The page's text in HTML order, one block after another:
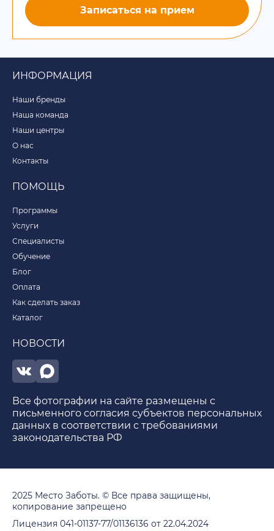
Записаться на прием
ИНФОРМАЦИЯ
Наши бренды
Наша команда
Наши центры
О нас
Контакты
ПОМОЩЬ
Программы
Услуги
Специалисты
Обучение
Блог
Оплата
Как сделать заказ
Каталог
НОВОСТИ
Все фотографии на сайте размещены с
письменного согласия субъектов персональных
данных в соответствии с требованиями
законодательства РФ
2025 Место Заботы. © Все права защищены,
копирование запрещено
Лицензия 041-01137-77/01136136 от 22.04.2024